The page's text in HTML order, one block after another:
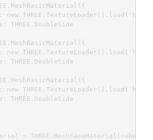
new
THREE.DoubleSide
new
THREE.DoubleSide
new
THREE.DoubleSide
=